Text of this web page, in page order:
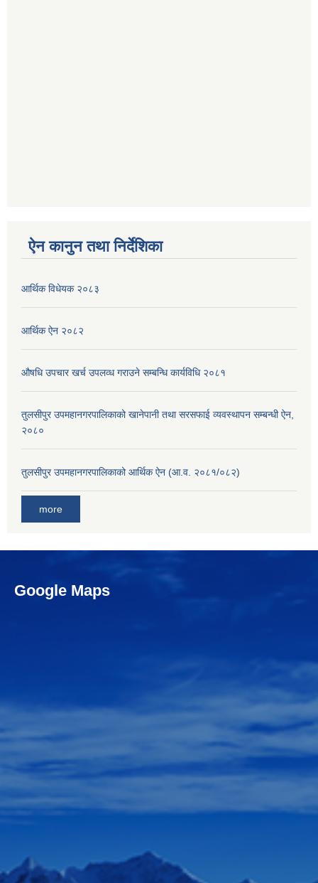
ऐन कानुन तथा निर्देशिका
आर्थिक विधेयक २०८३
आर्थिक ऐन २०८२
औषधि उपचार खर्च उपलव्ध गराउने सम्बन्धि कार्यविधि २०८१
तुलसीपुर उपमहानगरपालिकाको खानेपानी तथा सरसफाई व्यवस्थापन सम्बन्धी ऐन,
२०८०
तुलसीपुर उपमहानगरपालिकाको आर्थिक ऐन (आ.व. २०८१/०८२)
more
Google Maps